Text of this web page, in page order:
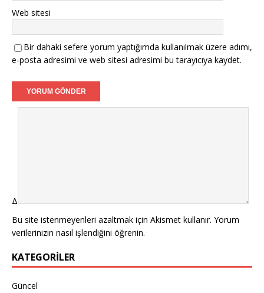
Web sitesi
Bir dahaki sefere yorum yaptığımda kullanılmak üzere adımı,
e-posta adresimi ve web sitesi adresimi bu tarayıcıya kaydet.
Δ
Bu site istenmeyenleri azaltmak için Akismet kullanır. Yorum
verilerinizin nasıl işlendiğini öğrenin.
KATEGORILER
Güncel